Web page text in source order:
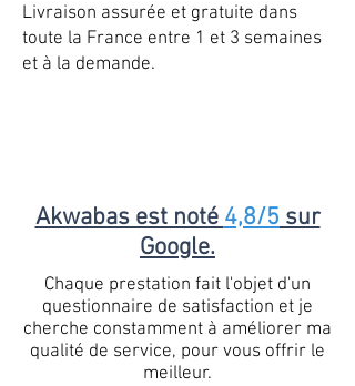
Livraison assurée et gratuite dans
toute la France entre 1 et 3 semaines
et à la demande.
Akwabas est noté 4,8/5 sur
Google.
Chaque prestation fait l'objet d'un
questionnaire de satisfaction et je
cherche constamment à améliorer ma
qualité de service, pour vous offrir le
meilleur.